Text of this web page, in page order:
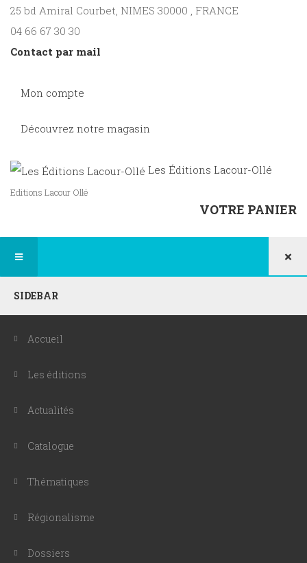
25 bd Amiral Courbet, NIMES 30000 , FRANCE
04 66 67 30 30
Contact par mail
Mon compte
Découvrez notre magasin
Les Éditions Lacour-Ollé
Editions Lacour Ollé
VOTRE PANIER
SIDEBAR
×
Accueil
Les éditions
Actualités
Catalogue
Thématiques
Régionalisme
Dossiers